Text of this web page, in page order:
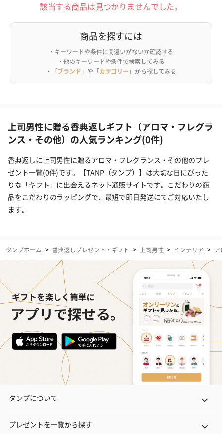
該当する商品は見つかりませんでした。
商品を探すには
・キーワードや条件に間違いがないか確認する
・他のキーワードや条件で検索してみる
・「ブランド 」や「カテゴリー 」から探してみる
上司男性に贈る香典返しギフト（アロマ・フレグラ
ンス・その他）の人気ランキング(0件)
香典返しに上司男性に贈るアロマ・フレグランス・その他のプレ
ゼント一覧(0件)です。【TANP（タンプ）】は大切な日にぴった
りな「ギフト」に出会えるネット通販サイトです。こだわりの商
品をこだわりのラッピングで、最短で即日発送にてご対応いたし
ます。
タンプホーム > 香典返しプレゼント・ギフト > 上司男性 > インテリア > ア
タンプについて
プレゼントを一覧から探す